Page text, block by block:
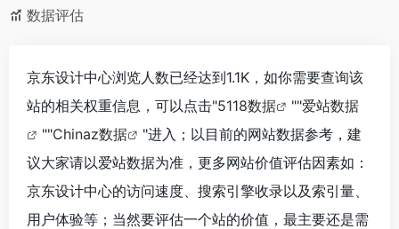
数据评估
京东设计中心浏览人数已经达到1.1K，如你需要查询该
站的相关权重信息，可以点击"5118数据 ""爱站数据
""Chinaz数据
"进入；以目前的网站数据参考，建
议大家请以爱站数据为准，更多网站价值评估因素如：
京东设计中心的访问速度、搜索引擎收录以及索引量、
用户体验等；当然要评估一个站的价值，最主要还是需